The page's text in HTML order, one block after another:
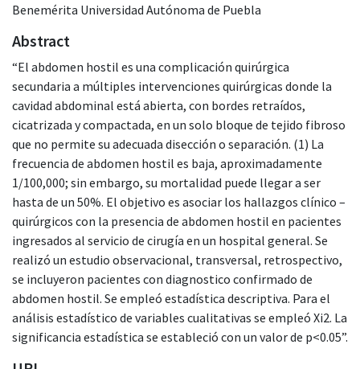
Benemérita Universidad Autónoma de Puebla
Abstract
“El abdomen hostil es una complicación quirúrgica
secundaria a múltiples intervenciones quirúrgicas donde la
cavidad abdominal está abierta, con bordes retraídos,
cicatrizada y compactada, en un solo bloque de tejido fibroso
que no permite su adecuada disección o separación. (1) La
frecuencia de abdomen hostil es baja, aproximadamente
1/100,000; sin embargo, su mortalidad puede llegar a ser
hasta de un 50%. El objetivo es asociar los hallazgos clínico –
quirúrgicos con la presencia de abdomen hostil en pacientes
ingresados al servicio de cirugía en un hospital general. Se
realizó un estudio observacional, transversal, retrospectivo,
se incluyeron pacientes con diagnostico confirmado de
abdomen hostil. Se empleó estadística descriptiva. Para el
análisis estadístico de variables cualitativas se empleó Xi2. La
significancia estadística se estableció con un valor de p<0.05”.